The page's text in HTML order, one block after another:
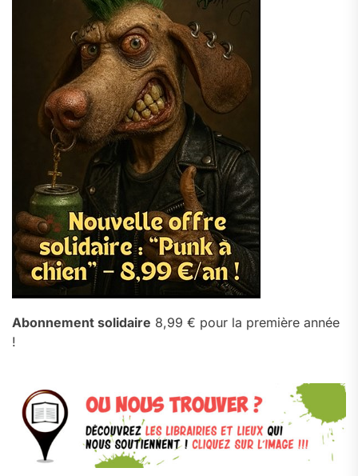
Abonnement solidaire 8,99 € pour la première année
!